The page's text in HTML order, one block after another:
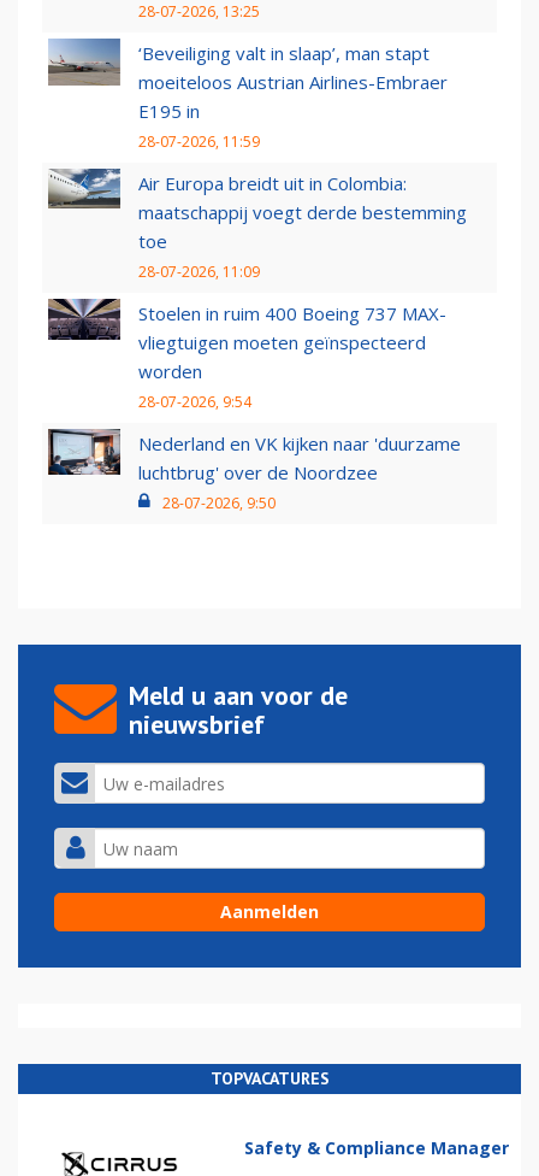
28-07-2026, 13:25
‘Beveiliging valt in slaap’, man stapt
moeiteloos Austrian Airlines-Embraer
E195 in
28-07-2026, 11:59
Air Europa breidt uit in Colombia:
maatschappij voegt derde bestemming
toe
28-07-2026, 11:09
Stoelen in ruim 400 Boeing 737 MAX-
vliegtuigen moeten geïnspecteerd
worden
28-07-2026, 9:54
Nederland en VK kijken naar 'duurzame
luchtbrug' over de Noordzee
28-07-2026, 9:50
Meld u aan voor de
nieuwsbrief
TOPVACATURES
Safety & Compliance Manager